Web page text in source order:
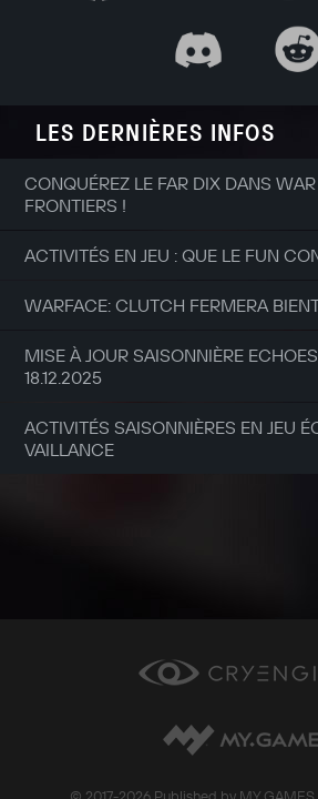
LES DERNIÈRES INFOS
CONQUÉREZ LE FAR DIX DANS
FRONTIERS !
ACTIVITÉS EN JEU : QUE LE FUN
WARFACE: CLUTCH FERMERA
MISE À JOUR SAISONNIÈRE
18.12.2025
ACTIVITÉS SAISONNIÈRES EN JEU
VAILLANCE